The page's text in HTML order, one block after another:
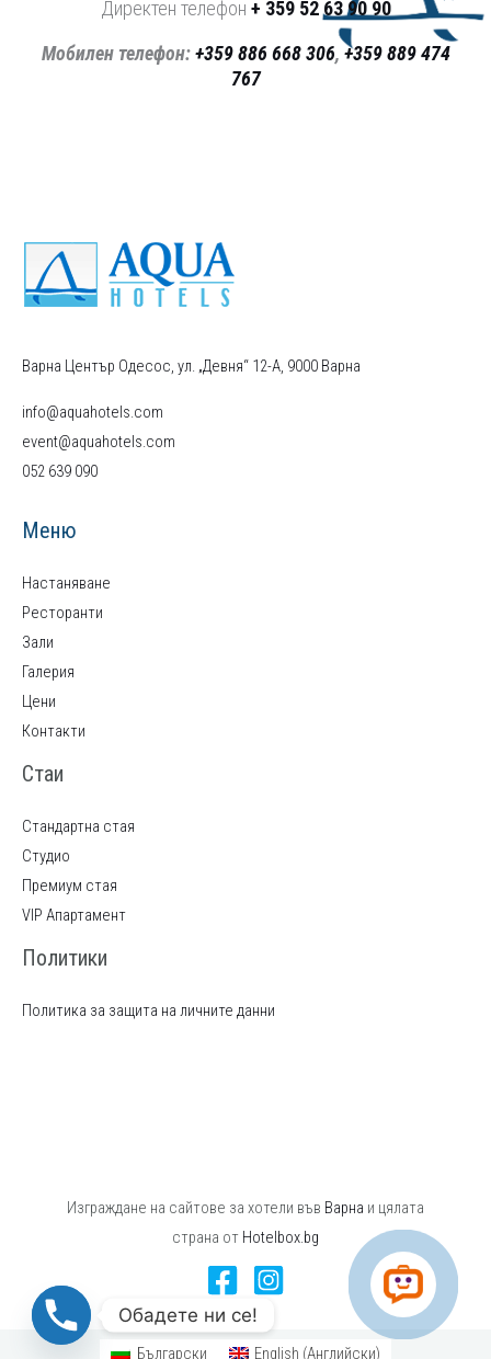
Директен телефон + 359 52 63 90 90
Мобилен телефон:+359 886 668 306, +359 889 474
767
Варна Център Одесос, ул. „Девня“ 12-А, 9000 Варна
info@aquahotels.com
event@aquahotels.com
052 639 090
Меню
Настаняване
Ресторанти
Зали
Галерия
Цени
Контакти
Стаи
Стандартна стая
Студио
Премиум стая
VIP Апартамент
Политики
Политика за защита на личните данни
Изграждане на сайтове за хотели във Варна и цялата
страна от Hotelbox.bg
Български English (Английски)
Обадете ни се!